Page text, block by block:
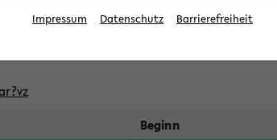
Beginn
Impressum Datenschutz Barrierefreiheit